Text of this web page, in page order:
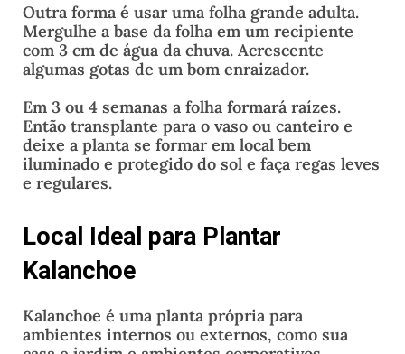
Outra forma é usar uma folha grande adulta.
Mergulhe a base da folha em um recipiente
com 3 cm de água da chuva. Acrescente
algumas gotas de um bom enraizador.
Em 3 ou 4 semanas a folha formará raízes.
Então transplante para o vaso ou canteiro e
deixe a planta se formar em local bem
iluminado e protegido do sol e faça regas leves
e regulares.
Local Ideal para Plantar
Kalanchoe
Kalanchoe é uma planta própria para
ambientes internos ou externos, como sua